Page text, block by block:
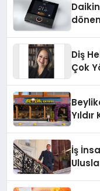
Diş
Çok
İş